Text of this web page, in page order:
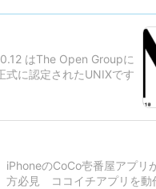
はThe Open Groupに
式に認定されたUNIXです
iPhoneのCoCo壱番屋アプリ
方必見 ココイチアプリを動